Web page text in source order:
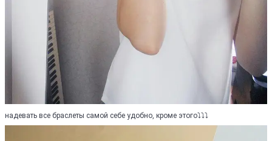
надевать все браслеты самой себе удобно, кроме этого⤵⤵⤵